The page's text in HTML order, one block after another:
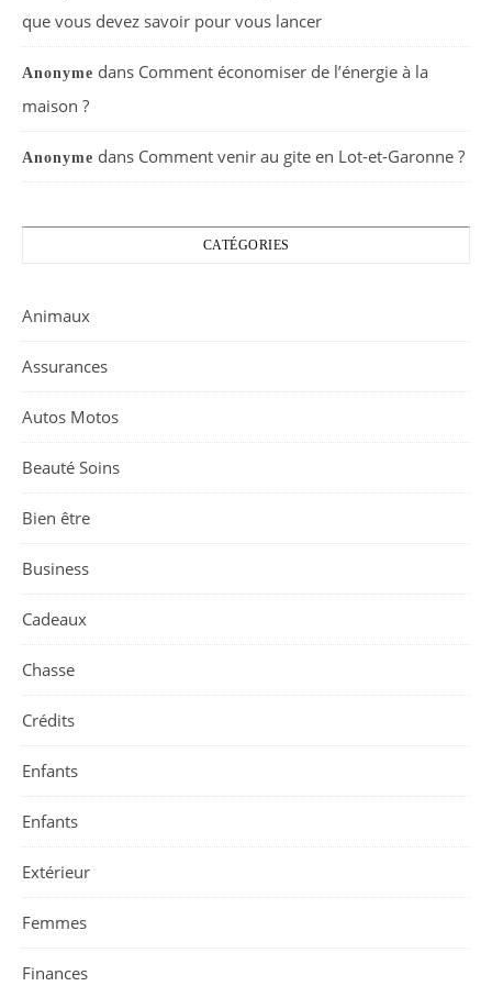
que vous devez savoir pour vous lancer
Anonyme dans Comment économiser de l’énergie à la
maison ?
Anonyme dans Comment venir au gite en Lot-et-Garonne ?
CATÉGORIES
Animaux
Assurances
Autos Motos
Beauté Soins
Bien être
Business
Cadeaux
Chasse
Crédits
Enfants
Enfants
Extérieur
Femmes
Finances